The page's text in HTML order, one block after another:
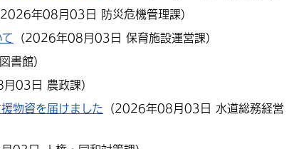
2026年08月03日 防災危機管理課）
（2026年08月03日 保育施設運営課）
書館）
03日 農政課）
物資を届けました （2026年08月03日
水道総務経営